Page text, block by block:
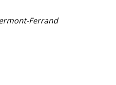
Ferrand